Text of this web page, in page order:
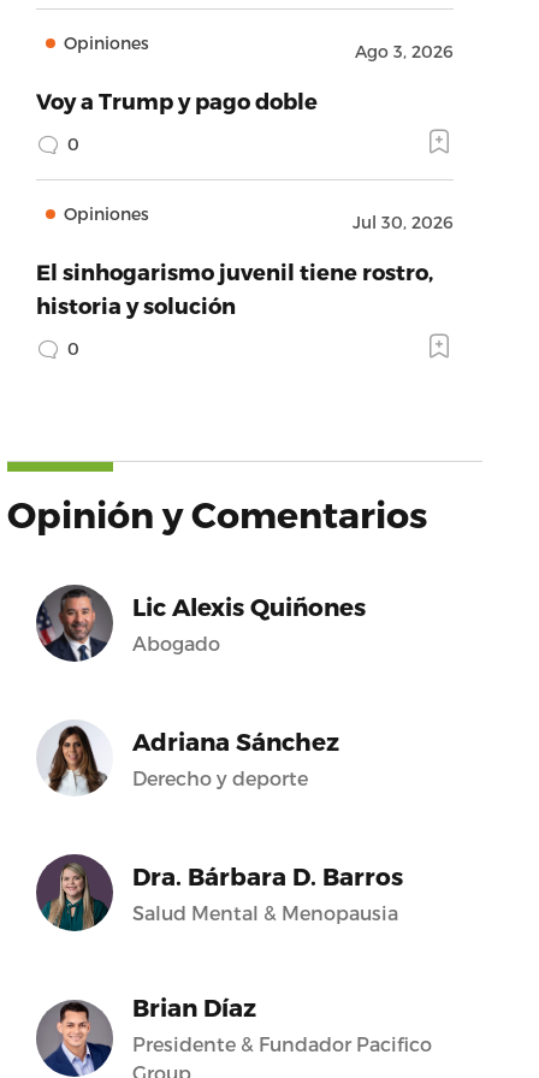
Opiniones Ago 3, 2026
Voy a Trump y pago doble
0
Opiniones Jul 30, 2026
El sinhogarismo juvenil tiene rostro,
historia y solución
0
Opinión y Comentarios
Lic Alexis Quiñones
Abogado
Adriana Sánchez
Derecho y deporte
Dra. Bárbara D. Barros
Salud Mental & Menopausia
Brian Díaz
Presidente & Fundador Pacifico
Group